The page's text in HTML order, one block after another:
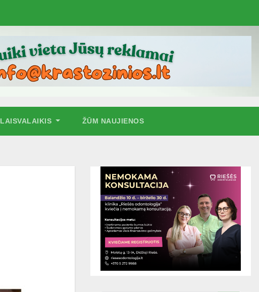
LAISVALAIKIS ŽŪM NAUJIENOS